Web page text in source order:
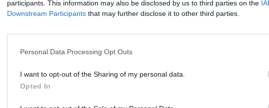
participants. This information may also be disclosed by us to third parties on the
Downstream Participants that may further disclose it to other third parties.
Personal Data Processing Opt Outs
I want to opt-out of the Sharing of my personal data.
Opted In